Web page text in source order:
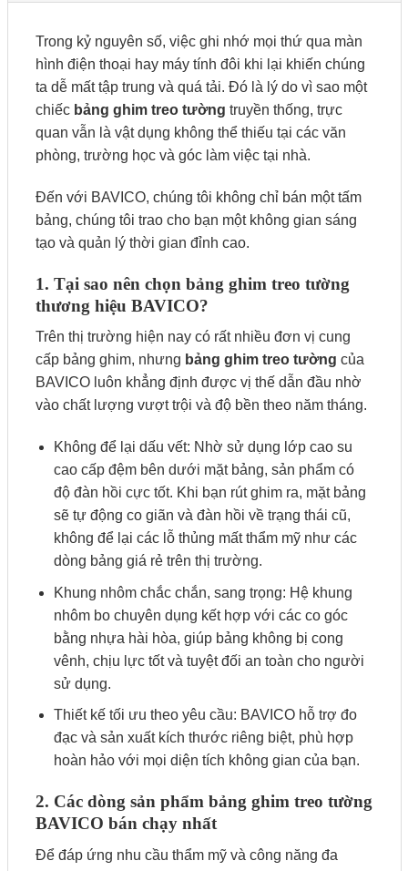
Trong kỷ nguyên số, việc ghi nhớ mọi thứ qua màn
hình điện thoại hay máy tính đôi khi lại khiến chúng
ta dễ mất tập trung và quá tải. Đó là lý do vì sao một
chiếc bảng ghim treo tường truyền thống, trực
quan vẫn là vật dụng không thể thiếu tại các văn
phòng, trường học và góc làm việc tại nhà.
Đến với BAVICO, chúng tôi không chỉ bán một tấm
bảng, chúng tôi trao cho bạn một không gian sáng
tạo và quản lý thời gian đỉnh cao.
1. Tại sao nên chọn bảng ghim treo tường
thương hiệu BAVICO?
Trên thị trường hiện nay có rất nhiều đơn vị cung
cấp bảng ghim, nhưng bảng ghim treo tường của
BAVICO luôn khẳng định được vị thế dẫn đầu nhờ
vào chất lượng vượt trội và độ bền theo năm tháng.
Không để lại dấu vết: Nhờ sử dụng lớp cao su
cao cấp đệm bên dưới mặt bảng, sản phẩm có
độ đàn hồi cực tốt. Khi bạn rút ghim ra, mặt bảng
sẽ tự động co giãn và đàn hồi về trạng thái cũ,
không để lại các lỗ thủng mất thẩm mỹ như các
dòng bảng giá rẻ trên thị trường.
Khung nhôm chắc chắn, sang trọng: Hệ khung
nhôm bo chuyên dụng kết hợp với các co góc
bằng nhựa hài hòa, giúp bảng không bị cong
vênh, chịu lực tốt và tuyệt đối an toàn cho người
sử dụng.
Thiết kế tối ưu theo yêu cầu: BAVICO hỗ trợ đo
đạc và sản xuất kích thước riêng biệt, phù hợp
hoàn hảo với mọi diện tích không gian của bạn.
2. Các dòng sản phẩm bảng ghim treo tường
BAVICO bán chạy nhất
Để đáp ứng nhu cầu thẩm mỹ và công năng đa